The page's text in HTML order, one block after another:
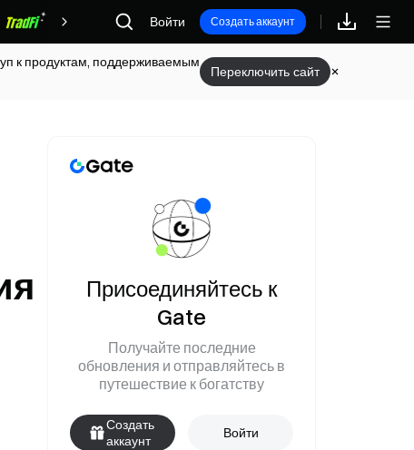
Награды
Войти Создать аккаунт
к продуктам, поддерживаемым
Переключить сайт
Присоединяйтесь к
Gate
Получайте последние
обновления и отправляйтесь в
путешествие к богатству
Создать
аккаунт
Войти